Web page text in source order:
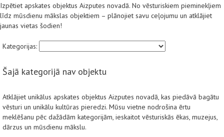
Izpētiet apskates objektus Aizputes novadā. No vēsturiskiem pieminekļiem
līdz mūsdienu mākslas objektiem – plānojiet savu ceļojumu un atklājiet
jaunas vietas šodien!
Kategorijas:
Šajā kategorijā nav objektu
Atklājiet unikālus apskates objektus Aizputes novadā, kas piedāvā bagātu
vēsturi un unikālu kultūras pieredzi. Mūsu vietne nodrošina ērtu
meklēšanu pēc dažādām kategorijām, ieskaitot vēsturiskās ēkas, muzejus,
dārzus un mūsdienu mākslu.